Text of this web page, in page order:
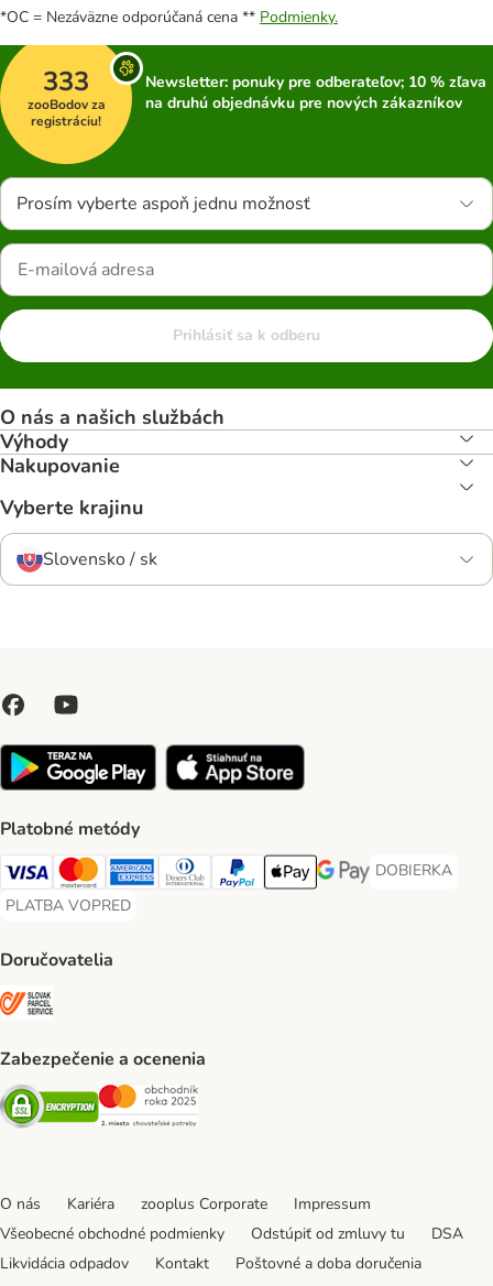
*OC = Nezáväzne odporúčaná cena ** Podmienky.
333
zooBodov za
registráciu!
Newsletter: ponuky pre odberateľov; 10 % zľava
na druhú objednávku pre nových zákazníkov
Prosím vyberte aspoň jednu možnosť
Prihlásiť sa k odberu
O nás a našich službách
Výhody
Nakupovanie
Vyberte krajinu
Slovensko / sk
Platobné metódy
Visa Payment Method
Mastercard Payment Method
American Express Payment Method
Diners Club Payment Method
PayPal Payment Method
Apple Pay Payment Method
Google Pay Payment
DOBIERKA
DOBIERKA
PLATBA VOPRED
PLATBA VOPRED Payment Method
Doručovatelia
Zabezpečenie a ocenenia
Security Security
O nás Kariéra zooplus Corporate
Impressum
Všeobecné obchodné podmienky
Odstúpiť od zmluvy tu
DSA
Likvidácia odpadov
Kontakt
Poštovné a doba doručenia